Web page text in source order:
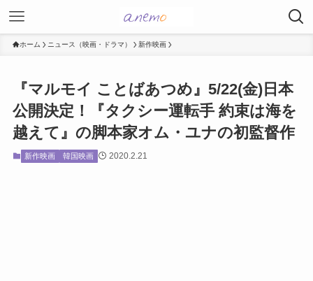
ホーム ニュース（映画・ドラマ） 新作映画
『マルモイ ことばあつめ』5/22(金)日本
公開決定！『タクシー運転手 約束は海を
越えて』の脚本家オム・ユナの初監督作
新作映画 韓国映画 2020.2.21